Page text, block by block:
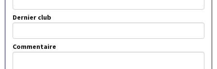
Dernier club
Commentaire